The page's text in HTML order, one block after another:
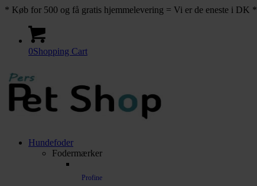
* Køb for 500 og få gratis hjemmelevering = Vi er de eneste i DK *
0Shopping Cart
Hundefoder
Fodermærker
Profine